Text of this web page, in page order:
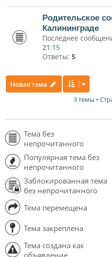
Родительское
Калининграде
Последнее
21:15
Ответы: 5
Новая тема
3 темы •
Тема без
непрочитанного
Популярная тема без
непрочитанного
Заблокированная тема
без непрочитанного
Тема перемещена
Тема закреплена
Тема создана как
объявление